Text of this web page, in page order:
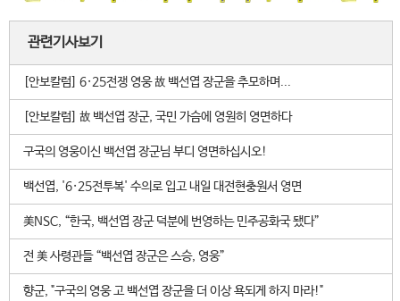
관련기사보기
[안보칼럼] 6·25전쟁 영웅 故 백선엽 장군을 추모하며...
[안보칼럼] 故 백선엽 장군, 국민 가슴에 영원히 영면하다
구국의 영웅이신 백선엽 장군님 부디 영면하십시오!
백선엽, '6·25전투복' 수의로 입고 내일 대전현충원서 영면
美NSC, “한국, 백선엽 장군 덕분에 번영하는 민주공화국 됐다”
전 美 사령관들 “백선엽 장군은 스승, 영웅”
향군, "구국의 영웅 고 백선엽 장군을 더 이상 욕되게 하지 마라!"